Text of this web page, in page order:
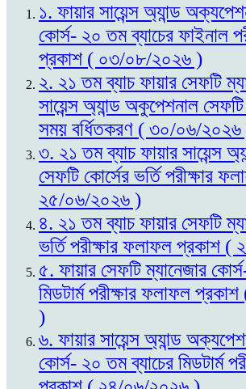
১. ফায়ার সায়েন্স অ্যান্ড
কোর্স- ২০ তম ব্যাচের ফাইনাল
প্রকাশ ( ০৩/০৮/২০২৬ )
২. ২১ তম ব্যাচ ফায়ার সেফটি
সায়েন্স অ্যান্ড অকুপেশনাল সেফটি
সময় বর্ধিতকরণ ( ৩০/০৬/
৩. ২১ তম ব্যাচ ফায়ার সায়েন্স
সেফটি কোর্সের ভর্তি পরীক্ষার
২৫/০৬/২০২৬ )
৪. ২১ তম ব্যাচ ফায়ার সেফটি
ভর্তি পরীক্ষার ফলাফল প্রকাশ
৫. ফায়ার সেফটি ম্যানেজার
মিডটার্ম পরীক্ষার ফলাফল
)
৬. ফায়ার সায়েন্স অ্যান্ড
কোর্স- ২০ তম ব্যাচের মিডটার্ম